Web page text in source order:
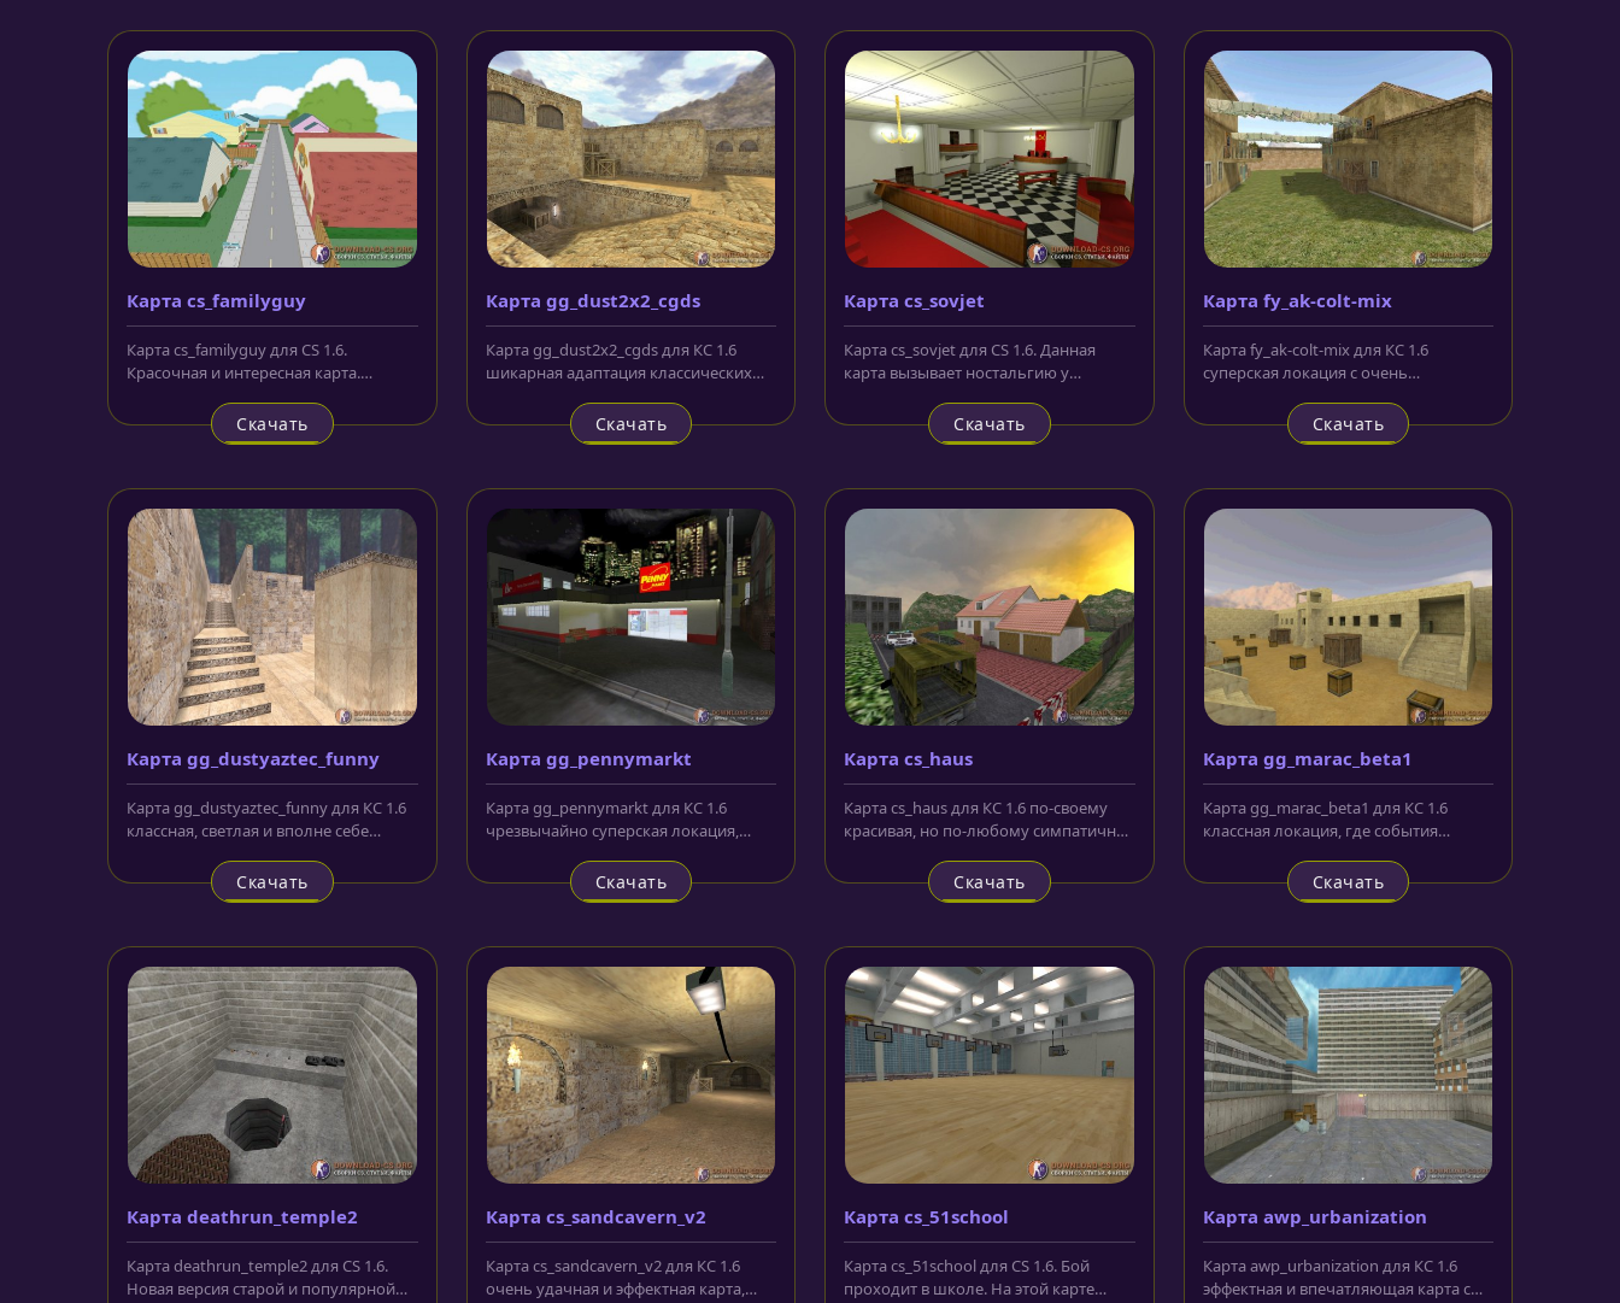
Карта cs_familyguy
Карта cs_familyguy для CS 1.6.
Красочная и интересная карта.
мультяшных... Скачать
Карта gg_dust2x2_cgds
Карта gg_dust2x2_cgds для КС 1.6
шикарная адаптация классических
Скачать
Карта cs_sovjet
Карта cs_sovjet для CS 1.6. Данная
карта вызывает ностальгию у
СССР....
Скачать
Карта fy_ak-colt-mix
Карта fy_ak-colt-mix для КС 1.6
суперская локация с очень
детализацией....Скачать
Карта gg_dustyaztec_funny
Карта gg_dustyaztec_funny для КС 1.6
классная, светлая и вполне себе
Скачать
Карта gg_pennymarkt
Карта gg_pennymarkt для КС 1.6
чрезвычайно суперская локация,
Скачать
Карта cs_haus
Карта cs_haus для КС 1.6 по-своему
красивая, но по-любому симпатичная
Скачать
Карта gg_marac_beta1
Карта gg_marac_beta1 для КС 1.6
классная локация, где события
жарким...
Скачать
Карта deathrun_temple2
Карта deathrun_temple2 для CS 1.6.
Новая версия старой и популярной
Карта cs_sandcavern_v2
Карта cs_sandcavern_v2 для КС 1.6
очень удачная и эффектная карта,
Карта cs_51school
Карта cs_51school для CS 1.6. Бой
проходит в школе. На этой карте
Карта awp_urbanization
Карта awp_urbanization для КС 1.6
эффектная и впечатляющая карта с